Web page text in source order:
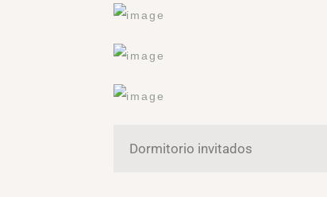
Dormitorio invitados